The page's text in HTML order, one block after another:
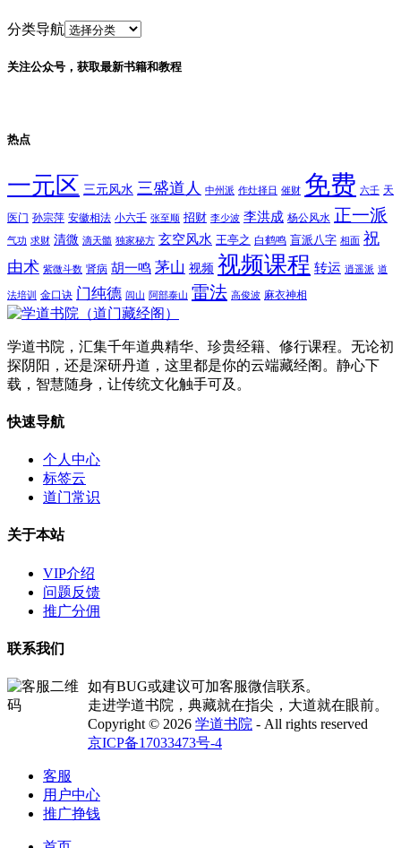
分类导航
关注公众号，获取最新书籍和教程
热点
一元区 三元风水 三盛道人 中州派 作灶择日 催财 免费 六壬 天
医门 孙宗萍 安徽相法 小六壬 张至顺 招财 李少波 李洪成 杨公风水 正一派
气功 求财 清微 滴天髓 独家秘方 玄空风水 王亭之 白鹤鸣 盲派八字 相面 祝
由术 紫微斗数 肾病 胡一鸣 茅山 视频 视频课程 转运 逍遥派 道
法培训 金口诀 门纯德 闾山 阿部泰山 雷法 高俊波 麻衣神相
学道书院，汇集千年道典精华、珍贵经籍、修行课程。无论初
探阴阳，还是深研丹道，这里都是你的云端藏经阁。静心下
载，智慧随身，让传统文化触手可及。
快速导航
个人中心
标签云
道门常识
关于本站
VIP介绍
问题反馈
推广分佣
联系我们
如有BUG或建议可加客服微信联系。
走进学道书院，典藏就在指尖，大道就在眼前。
Copyright © 2026 学道书院 - All rights reserved
京ICP备17033473号-4
客服
用户中心
推广挣钱